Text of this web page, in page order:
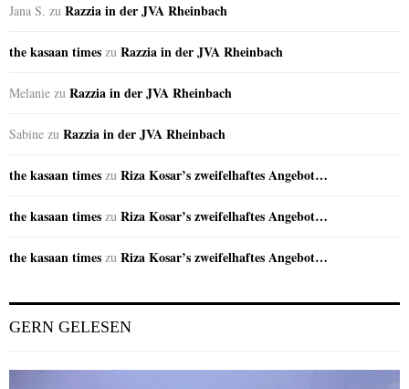
Jana S. zu Razzia in der JVA Rheinbach
the kasaan times zu Razzia in der JVA Rheinbach
Melanie zu Razzia in der JVA Rheinbach
Sabine zu Razzia in der JVA Rheinbach
the kasaan times zu Riza Kosar’s zweifelhaftes Angebot…
the kasaan times zu Riza Kosar’s zweifelhaftes Angebot…
the kasaan times zu Riza Kosar’s zweifelhaftes Angebot…
GERN GELESEN